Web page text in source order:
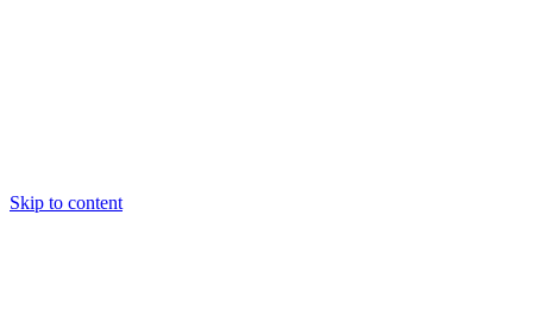
Skip to content